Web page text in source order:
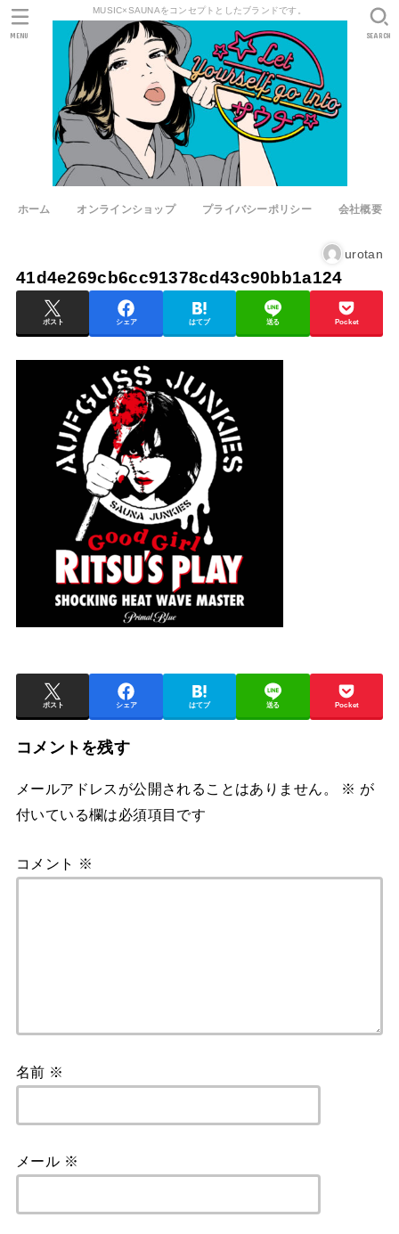
MUSIC×SAUNAをコンセプトとしたブランドです。
ホーム オンラインショップ プライバシーポリシー 会社概要
SEARCH
MENU
urotan
41d4e269cb6cc91378cd43c90bb1a124
ポスト シェア はてブ 送る Pocket
ポスト シェア はてブ 送る Pocket
コメントを残す
メールアドレスが公開されることはありません。 ※ が
付いている欄は必須項目です
コメント ※
名前 ※
メール ※